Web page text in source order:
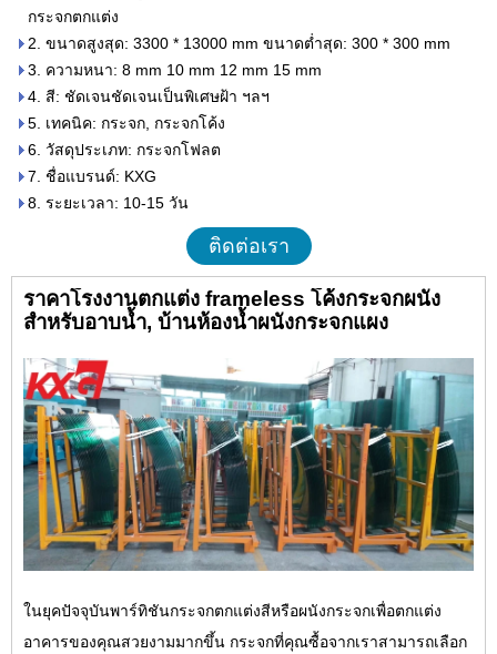
กระจกตกแต่ง
2. ขนาดสูงสุด: 3300 * 13000 mm ขนาดต่ำสุด: 300 * 300 mm
3. ความหนา: 8 mm 10 mm 12 mm 15 mm
4. สี: ชัดเจนชัดเจนเป็นพิเศษฝ้า ฯลฯ
5. เทคนิค: กระจก, กระจกโค้ง
6. วัสดุประเภท: กระจกโฟลต
7. ชื่อแบรนด์: KXG
8. ระยะเวลา: 10-15 วัน
ติดต่อเรา
ราคาโรงงานตกแต่ง frameless โค้งกระจกผนัง
สำหรับอาบน้ำ, บ้านห้องน้ำผนังกระจกแผง
ในยุคปัจจุบันพาร์ทิชันกระจกตกแต่งสีหรือผนังกระจกเพื่อตกแต่ง
อาคารของคุณสวยงามมากขึ้น กระจกที่คุณซื้อจากเราสามารถเลือก